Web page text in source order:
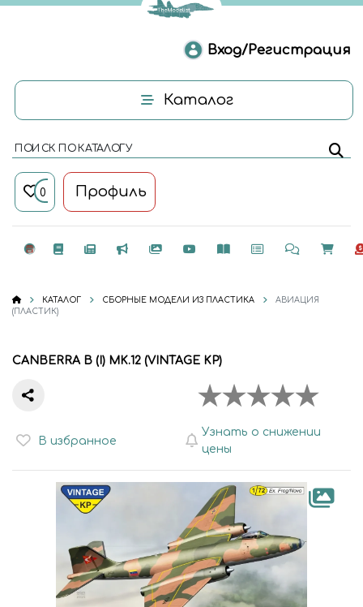
Вход/Регистрация
Каталог
ПОИСК ПО КАТАЛОГУ
0 Профиль
КАТАЛОГ СБОРНЫЕ МОДЕЛИ ИЗ ПЛАСТИКА
АВИАЦИЯ
(ПЛАСТИК)
CANBERRA B (I) MK.12 (VINTAGE KP)
В избранное
Узнать о снижении
цены